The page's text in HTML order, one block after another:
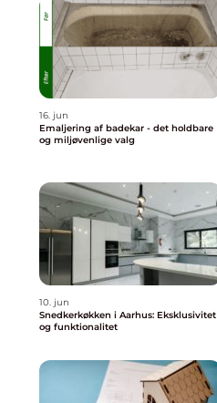
16. jun
Emaljering af badekar - det holdbare
og miljøvenlige valg
10. jun
Snedkerkøkken i Aarhus: Eksklusivitet
og funktionalitet